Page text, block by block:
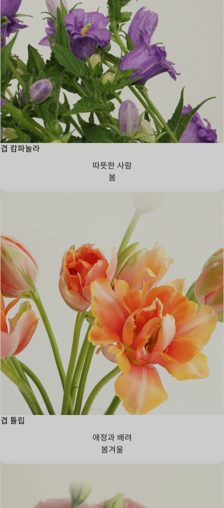
겹 캄파눌라
따뜻한 사람
봄
겹 튤립
애정과 배려
봄겨울